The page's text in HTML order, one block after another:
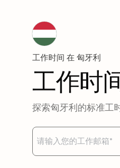
工作时间 在 匈牙利
工作时
探索匈牙利的标准工